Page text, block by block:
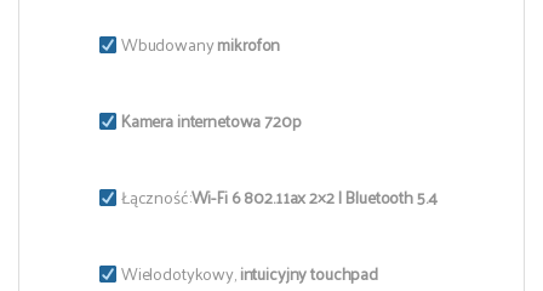
Wbudowanymikrofon
Kamera internetowa 720p
Łączność:Wi-Fi 6 802.11ax 2×2 | Bluetooth 5.4
Wielodotykowy,intuicyjny touchpad